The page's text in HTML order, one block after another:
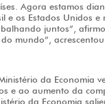
Agora estamos
e os Estados Unidos
juntos”,
mundo”,
da Economia
e ao aumento da
da Economia